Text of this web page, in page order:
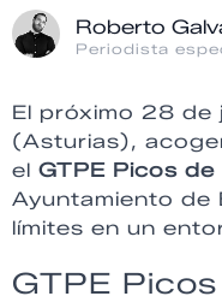
Roberto
Periodista
El próximo 28 de
(Asturias),
el GTPE Picos de
Ayuntamiento de
límites en un
GTPE